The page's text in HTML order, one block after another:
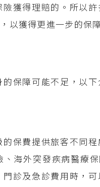
獲得理賠的。所以許
以獲得更進一步的保
保障可能不足，以
保費提供旅客不同
海外突發疾病醫療
診及急診費用時，可